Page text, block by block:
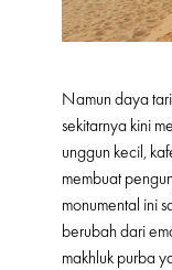
Namun daya
sekitarnya kini
unggun kecil,
membuat
monumental ini
berubah dari
makhluk purba